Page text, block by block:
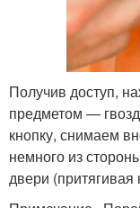
Получив доступ,
предметом —
кнопку, снимаем
немного из
двери (притягивая